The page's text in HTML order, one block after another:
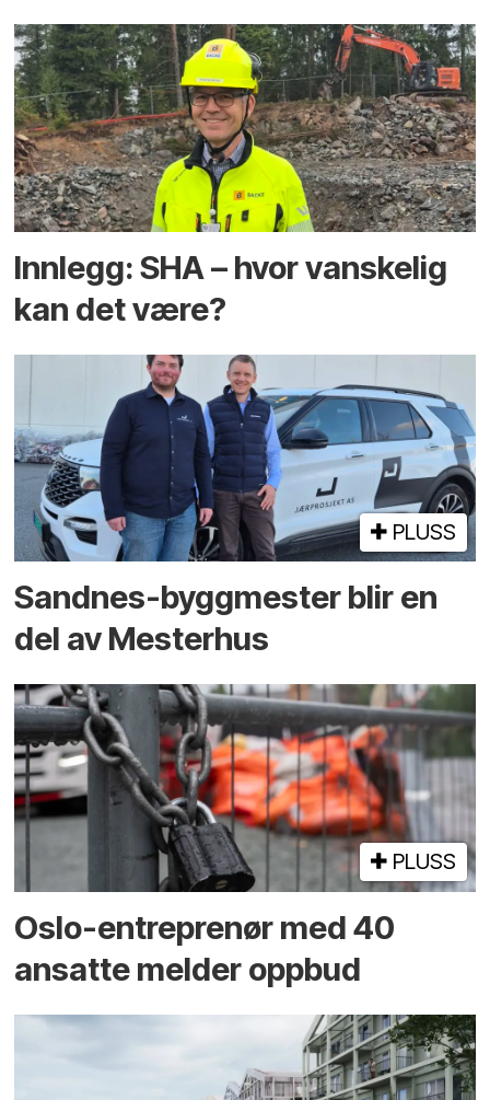
Innlegg: SHA – hvor vanskelig
kan det være?
PLUSS
Sandnes-byggmester blir en
del av Mesterhus
PLUSS
Oslo-entreprenør med 40
ansatte melder oppbud